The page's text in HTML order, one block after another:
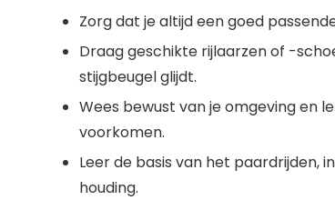
Zorg dat je altijd een goed
Draag geschikte rijlaarzen of -
stijgbeugel glijdt.
Wees bewust van je omgeving en
voorkomen.
Leer de basis van het paardrijden,
houding.